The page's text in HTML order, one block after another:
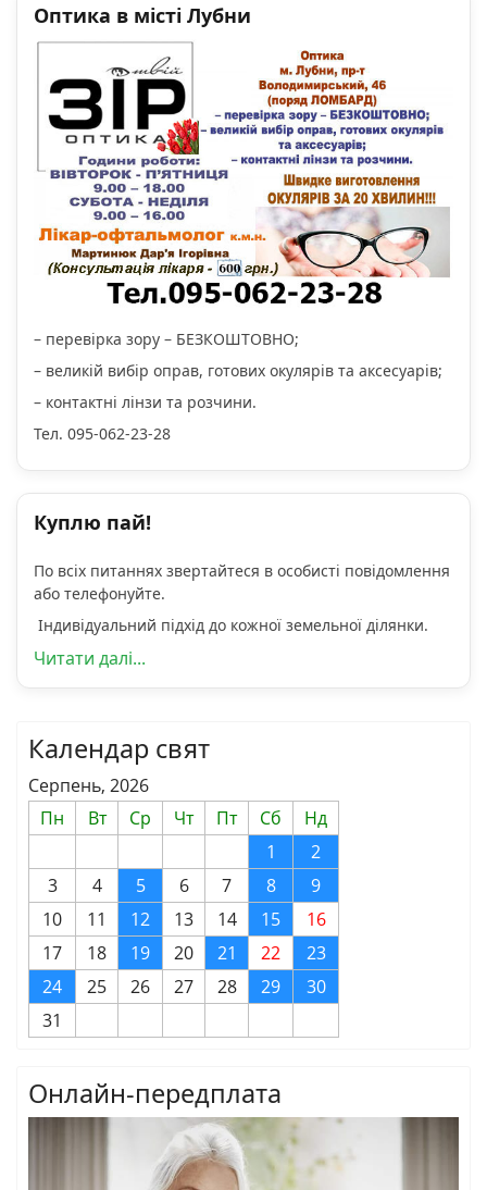
Оптика в місті Лубни
– перевірка зору – БЕЗКОШТОВНО;
– великій вибір оправ, готових окулярів та аксесуарів;
– контактні лінзи та розчини.
Тел. 095-062-23-28
Куплю пай!
По всіх питаннях звертайтеся в особисті повідомлення
або телефонуйте.
Індивідуальний підхід до кожної земельної ділянки.
Читати далі...
Календар свят
Серпень, 2026
Пн
Вт Ср Чт Пт Сб
Нд
1
2
3
4 5 6 7 8
9
10
11 12 13 14 15
16
17
18 19 20 21 22
23
24
25 26 27 28 29
30
31
Онлайн-передплата